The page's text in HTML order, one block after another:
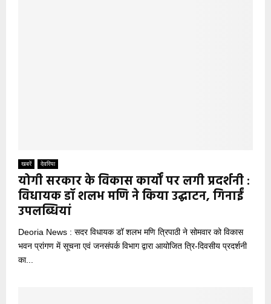
खबरें देवरिया
योगी सरकार के विकास कार्यों पर लगी प्रदर्शनी :
विधायक डॉ शलभ मणि ने किया उद्घाटन, गिनाईं
उपलब्धियां
Deoria News : सदर विधायक डॉ शलभ मणि त्रिपाठी ने सोमवार को विकास
भवन प्रांगण में सूचना एवं जनसंपर्क विभाग द्वारा आयोजित त्रि-दिवसीय प्रदर्शनी
का...